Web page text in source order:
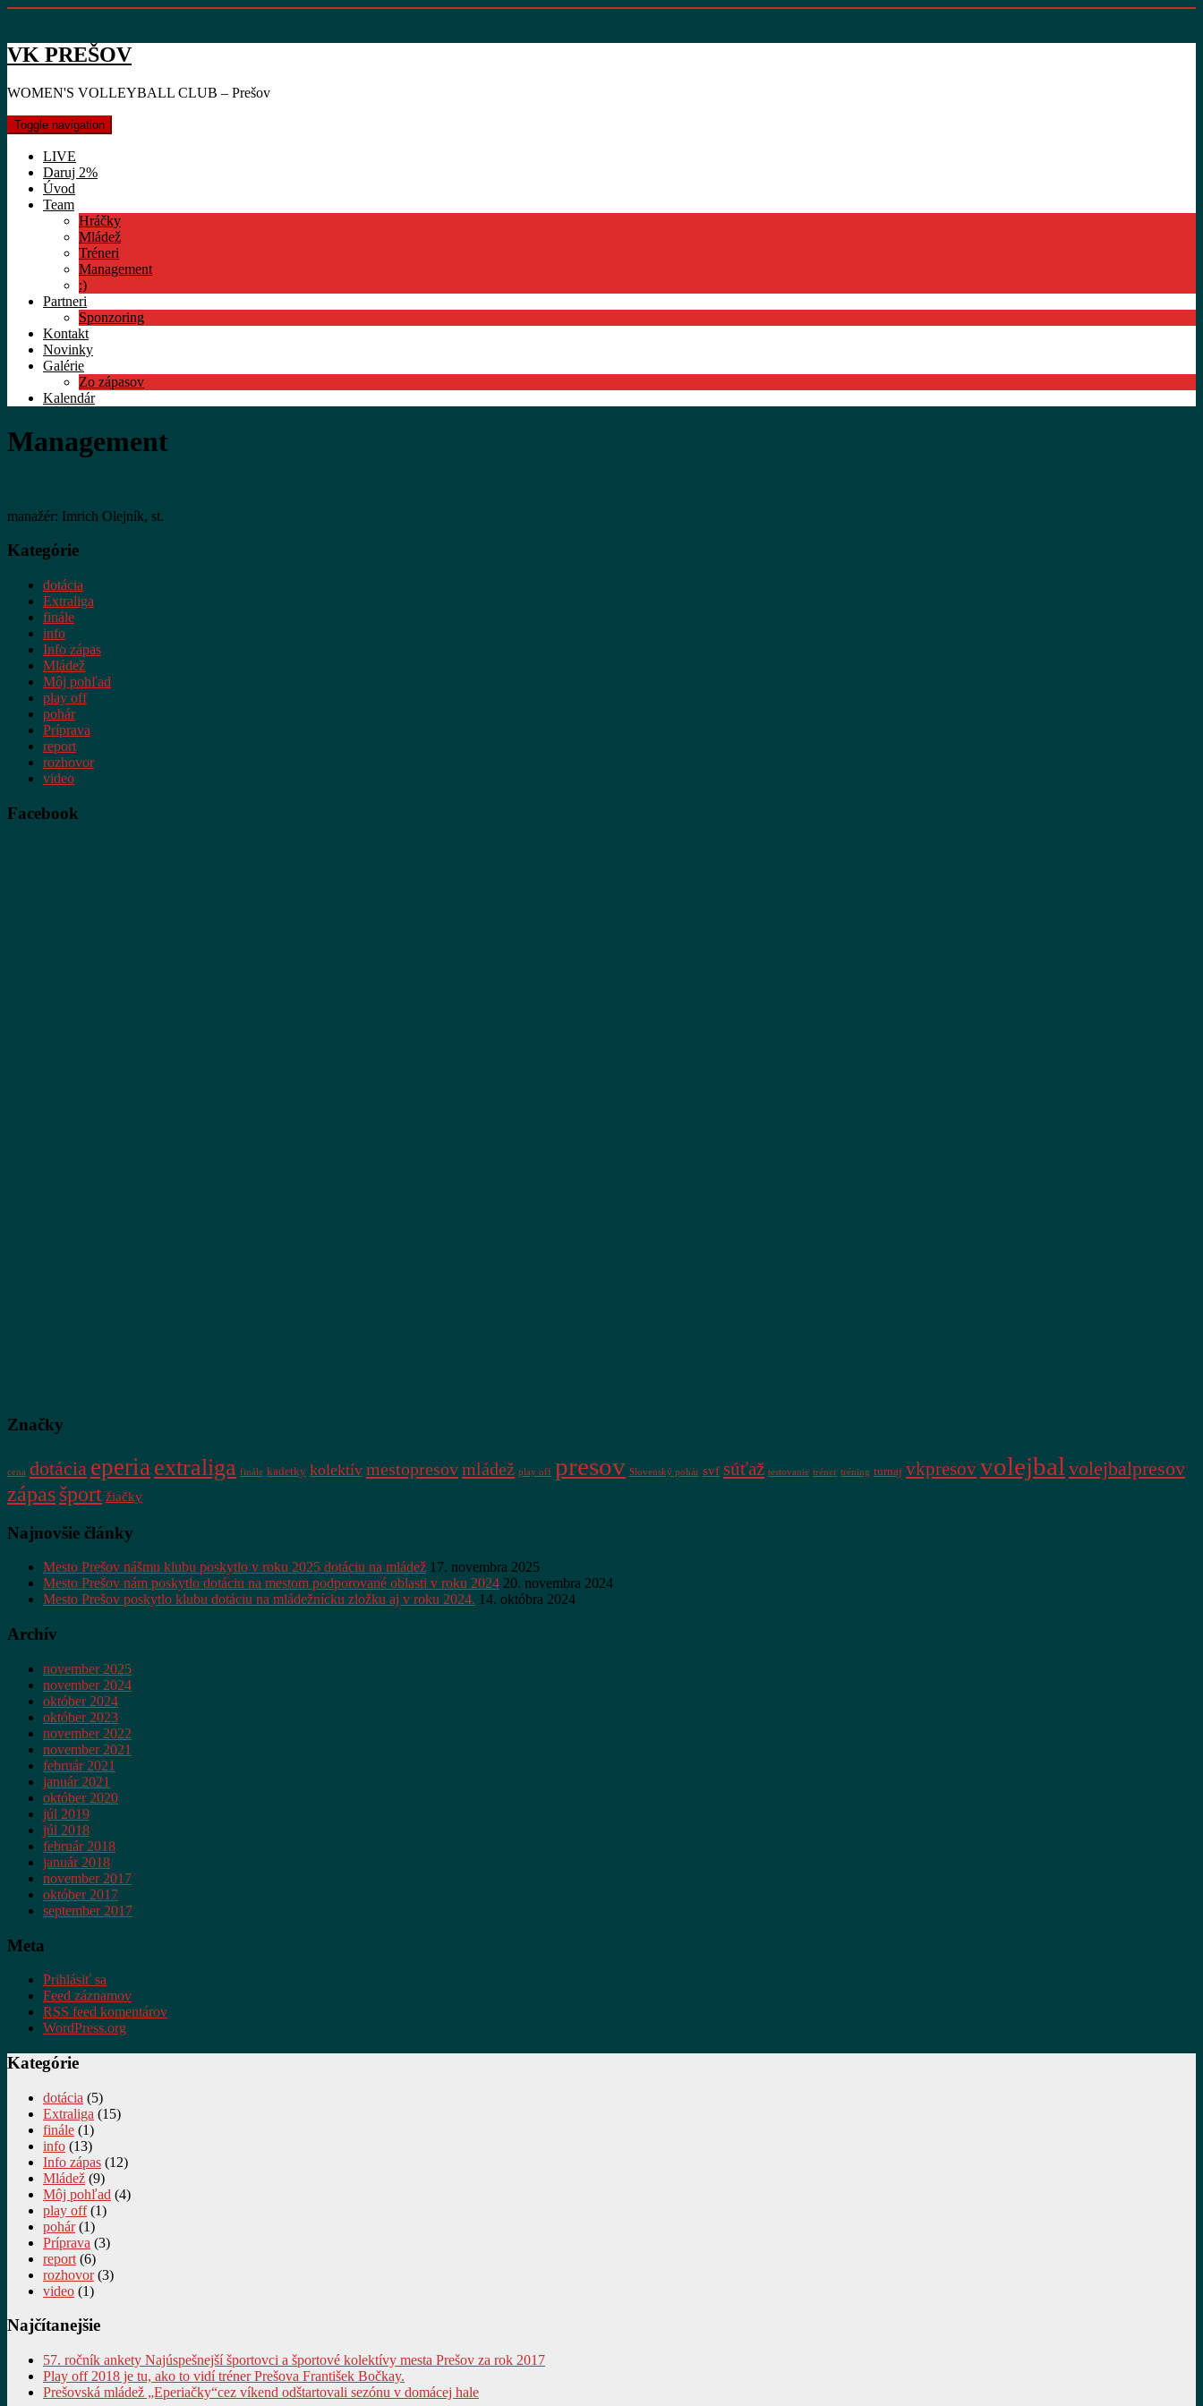
VK PREŠOV
WOMEN'S VOLLEYBALL CLUB – Prešov
Toggle navigation
LIVE
Daruj 2%
Úvod
Team
Hráčky
Mládež
Tréneri
Management
:)
Partneri
Sponzoring
Kontakt
Novinky
Galérie
Zo zápasov
Kalendár
Management
manažér: Imrich Olejník, st.
Kategórie
dotácia
Extraliga
finále
info
Info zápas
Mládež
Môj pohľad
play off
pohár
Príprava
report
rozhovor
video
Facebook
Značky
cena dotácia eperiaextraliga finále kadetky kolektív mestopresovmládež play off presov Slovenský pohár svf súťaž testovanie tréner tréning turnaj vkpresovvolejbal volejbalpresov
zápasšport žiačky
Najnovšie články
Mesto Prešov nášmu klubu poskytlo v roku 2025 dotáciu na mládež 17. novembra 2025
Mesto Prešov nám poskytlo dotáciu na mestom podporované oblasti v roku 2024 20. novembra 2024
Mesto Prešov poskytlo klubu dotáciu na mládežnícku zložku aj v roku 2024. 14. októbra 2024
Archív
november 2025
november 2024
október 2024
október 2023
november 2022
november 2021
február 2021
január 2021
október 2020
júl 2019
júl 2018
február 2018
január 2018
november 2017
október 2017
september 2017
Meta
Prihlásiť sa
Feed záznamov
RSS feed komentárov
WordPress.org
Kategórie
dotácia (5)
Extraliga (15)
finále (1)
info (13)
Info zápas (12)
Mládež (9)
Môj pohľad (4)
play off(1)
pohár(1)
Príprava (3)
report (6)
rozhovor(3)
video (1)
Najčítanejšie
57. ročník ankety Najúspešnejší športovci a športové kolektívy mesta Prešov za rok 2017
Play off 2018 je tu, ako to vidí tréner Prešova František Bočkay.
Prešovská mládež „Eperiačky“cez víkend odštartovali sezónu v domácej hale